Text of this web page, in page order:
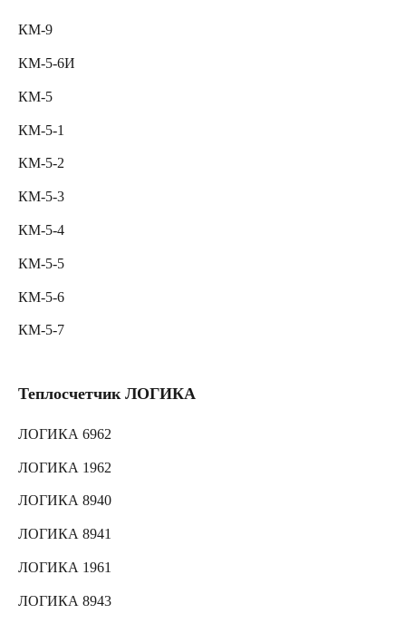
КМ-9
КМ-5-6И
КМ-5
КМ-5-1
КМ-5-2
КМ-5-3
КМ-5-4
КМ-5-5
КМ-5-6
КМ-5-7
Теплосчетчик ЛОГИКА
ЛОГИКА 6962
ЛОГИКА 1962
ЛОГИКА 8940
ЛОГИКА 8941
ЛОГИКА 1961
ЛОГИКА 8943